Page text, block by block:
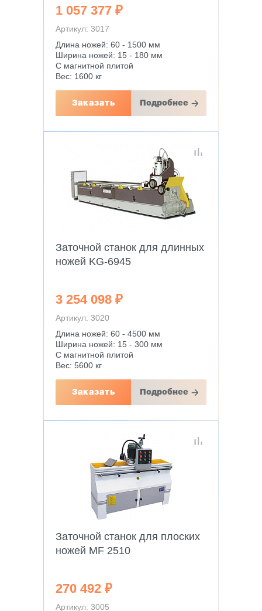
1 057 377 ₽
Артикул: 3017
Длина ножей: 60 - 1500 мм
Ширина ножей: 15 - 180 мм
С магнитной плитой
Вес: 1600 кг
Заказать Подробнее
Заточной станок для длинных
ножей KG-6945
3 254 098 ₽
Артикул: 3020
Длина ножей: 60 - 4500 мм
Ширина ножей: 15 - 300 мм
С магнитной плитой
Вес: 5600 кг
Заказать Подробнее
Заточной станок для плоских
ножей MF 2510
270 492 ₽
Артикул: 3005